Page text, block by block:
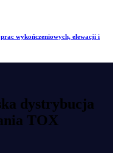
wykończeniowych, elewacji i
dystrybucja
TOX